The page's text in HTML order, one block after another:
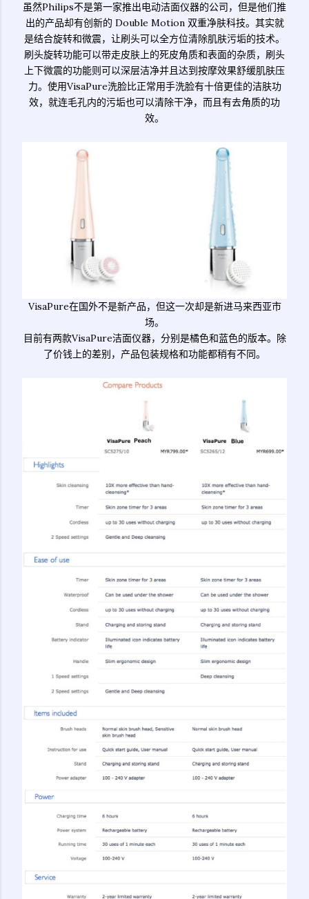
虽然Philips不是第一家推出电动洁面仪器的公司，但是他们推
出的产品却有创新的 Double Motion 双重净肤科技。其实就
是结合旋转和微震，让刷头可以全方位清除肌肤污垢的技术。
刷头旋转功能可以带走皮肤上的死皮角质和表面的杂质，刷头
上下微震的功能则可以深层洁净并且达到按摩效果舒缓肌肤压
力。使用VisaPure洗脸比正常用手洗脸有十倍更佳的洁肤功
效，就连毛孔内的污垢也可以清除干净，而且有去角质的功
效。
VisaPure在国外不是新产品，但这一次却是新进马来西亚市
场。
目前有两款VisaPure洁面仪器，分别是橘色和蓝色的版本。除
了价钱上的差别，产品包装规格和功能都稍有不同。